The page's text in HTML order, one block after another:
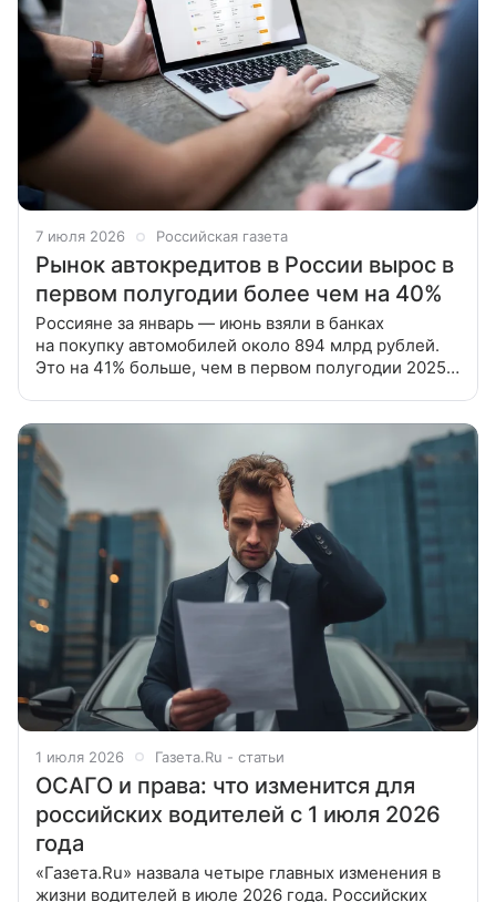
7 июля 2026 Российская газета
Рынок автокредитов в России вырос в
первом полугодии более чем на 40%
Россияне за январь — июнь взяли в банках
на покупку автомобилей около 894 млрд рублей.
Это на 41% больше, чем в первом полугодии 2025
1 июля 2026 Газета.Ru - статьи
ОСАГО и права: что изменится для
российских водителей с 1 июля 2026
года
«Газета.Ru» назвала четыре главных изменения в
жизни водителей в июле 2026 года. Российских